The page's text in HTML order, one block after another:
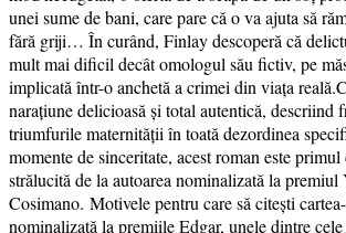
unei sume de bani, care pare că o va ajuta să
fără griji… În curând, Finlay descoperă că
mult mai dificil decât omologul său fictiv, pe
implicată într-o anchetă a crimei din viața
naraţiune delicioasă și total autentică, descriind
triumfurile maternității în toată dezordinea
momente de sinceritate, acest roman este
strălucită de la autoarea nominalizată la
Cosimano. Motivele pentru care să citești
nominalizată la premiile Edgar, unele dintre